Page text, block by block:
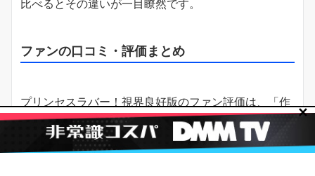
比べるとその違いが一目瞭然です。
ファンの口コミ・評価まとめ
プリンセスラバー！視界良好版のファン評価は、「作
品の甘さ」と「大人向け演出」のバランスを好む層に
特に人気があります。
✕